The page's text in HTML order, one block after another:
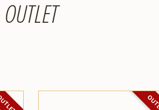
OUTLET